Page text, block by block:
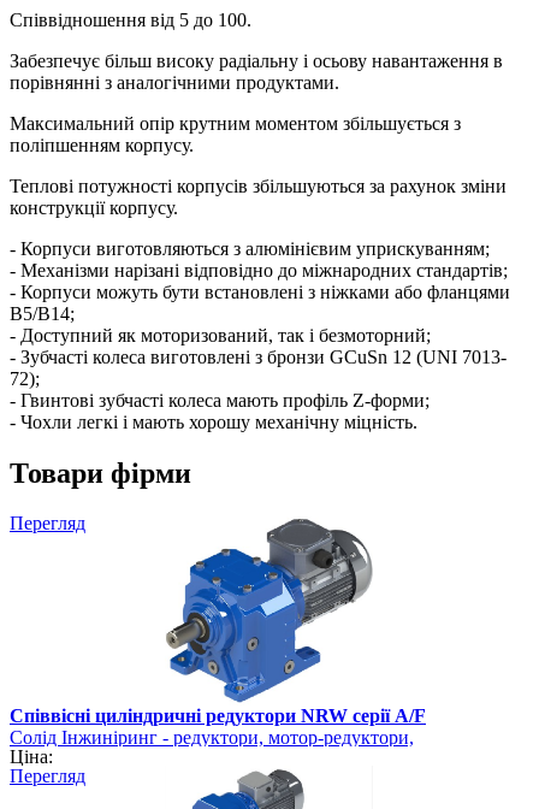
Співвідношення від 5 до 100.
Забезпечує більш високу радіальну і осьову навантаження в
порівнянні з аналогічними продуктами.
Максимальний опір крутним моментом збільшується з
поліпшенням корпусу.
Теплові потужності корпусів збільшуються за рахунок зміни
конструкції корпусу.
- Корпуси виготовляються з алюмінієвим уприскуванням;
- Механізми нарізані відповідно до міжнародних стандартів;
- Корпуси можуть бути встановлені з ніжками або фланцями
B5/B14;
- Доступний як моторизований, так і безмоторний;
- Зубчасті колеса виготовлені з бронзи GCuSn 12 (UNI 7013-
72);
- Гвинтові зубчасті колеса мають профіль Z-форми;
- Чохли легкі і мають хорошу механічну міцність.
Товари фірми
Перегляд
Співвісні циліндричні редуктори NRW серії A/F
Солід Інжиніринг - редуктори, мотор-редуктори,
електродвигуни
Ціна:
Перегляд